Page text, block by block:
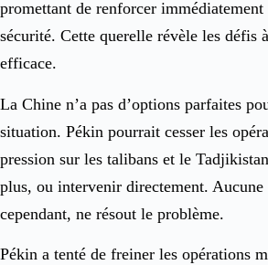
promettant de renforcer immédiatement
sécurité. Cette querelle révèle les défis
efficace.
La Chine n’a pas d’options parfaites
situation. Pékin pourrait cesser les
pression sur les talibans et le
plus, ou intervenir directement. Aucune
cependant, ne résout le problème.
Pékin a tenté de freiner les opérations